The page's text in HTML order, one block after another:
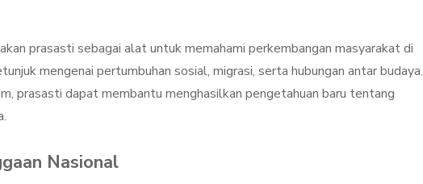
prasasti sebagai alat untuk memahami perkembangan masyarakat di
mengenai pertumbuhan sosial, migrasi, serta hubungan antar budaya.
prasasti dapat membantu menghasilkan pengetahuan baru tentang
Nasional